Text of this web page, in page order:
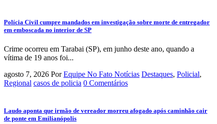
Polícia Civil cumpre mandados em investigação sobre morte de entregador
em emboscada no interior de SP
Crime ocorreu em Tarabai (SP), em junho deste ano, quando a
vítima de 19 anos foi...
agosto 7, 2026 Por Equipe No Fato Notícias Destaques, Policial,
Regional casos de policia 0 Comentários
Laudo aponta que irmão de vereador morreu afogado após caminhão cair
de ponte em Emilianópolis